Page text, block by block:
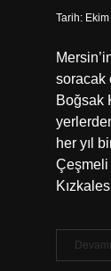
Tarih:
soracak
Boğsak
her yıl
Çeşmeli